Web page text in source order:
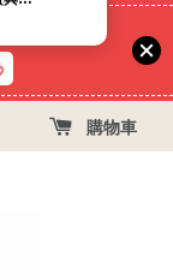
折29元
購物車